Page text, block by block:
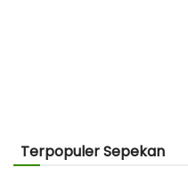
Terpopuler Sepekan